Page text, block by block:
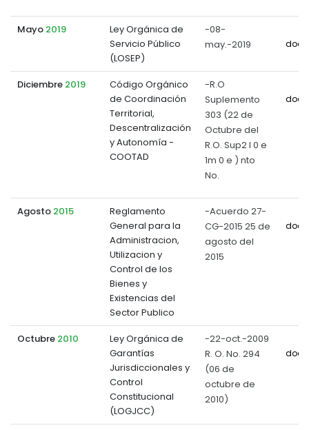
Mayo 2019
Ley Orgánica de
Servicio Público
(LOSEP)
-08-
may.-2019
Diciembre 2019
Código Orgánico
de Coordinación
Territorial,
Descentralización
y Autonomía -
COOTAD
-R.O
Suplemento
303 (22 de
Octubre del
R.O. Sup2 l 0 e
1m 0 e ) nto
No.
Agosto 2015
Reglamento
General para la
Administracion,
Utilizacion y
Control de los
Bienes y
Existencias del
Sector Publico
-Acuerdo 27-
CG-2015 25 de
agosto del
2015
Octubre 2010
Ley Orgánica de
Garantías
Jurisdiccionales y
Control
Constitucional
(LOGJCC)
-22-oct.-2009
R. O. No. 294
(06 de
octubre de
2010)